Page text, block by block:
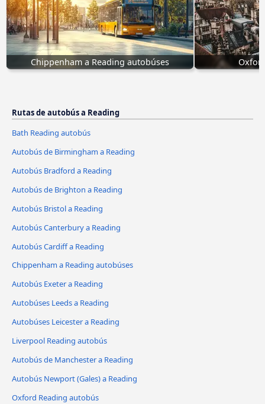
Chippenham a Reading autobúses
Rutas de autobús a Reading
Bath Reading autobús
Autobús de Birmingham a Reading
Autobús Bradford a Reading
Autobús de Brighton a Reading
Autobús Bristol a Reading
Autobús Canterbury a Reading
Autobús Cardiff a Reading
Chippenham a Reading autobúses
Autobús Exeter a Reading
Autobúses Leeds a Reading
Autobúses Leicester a Reading
Liverpool Reading autobús
Autobús de Manchester a Reading
Autobús Newport (Gales) a Reading
Oxford Reading autobús